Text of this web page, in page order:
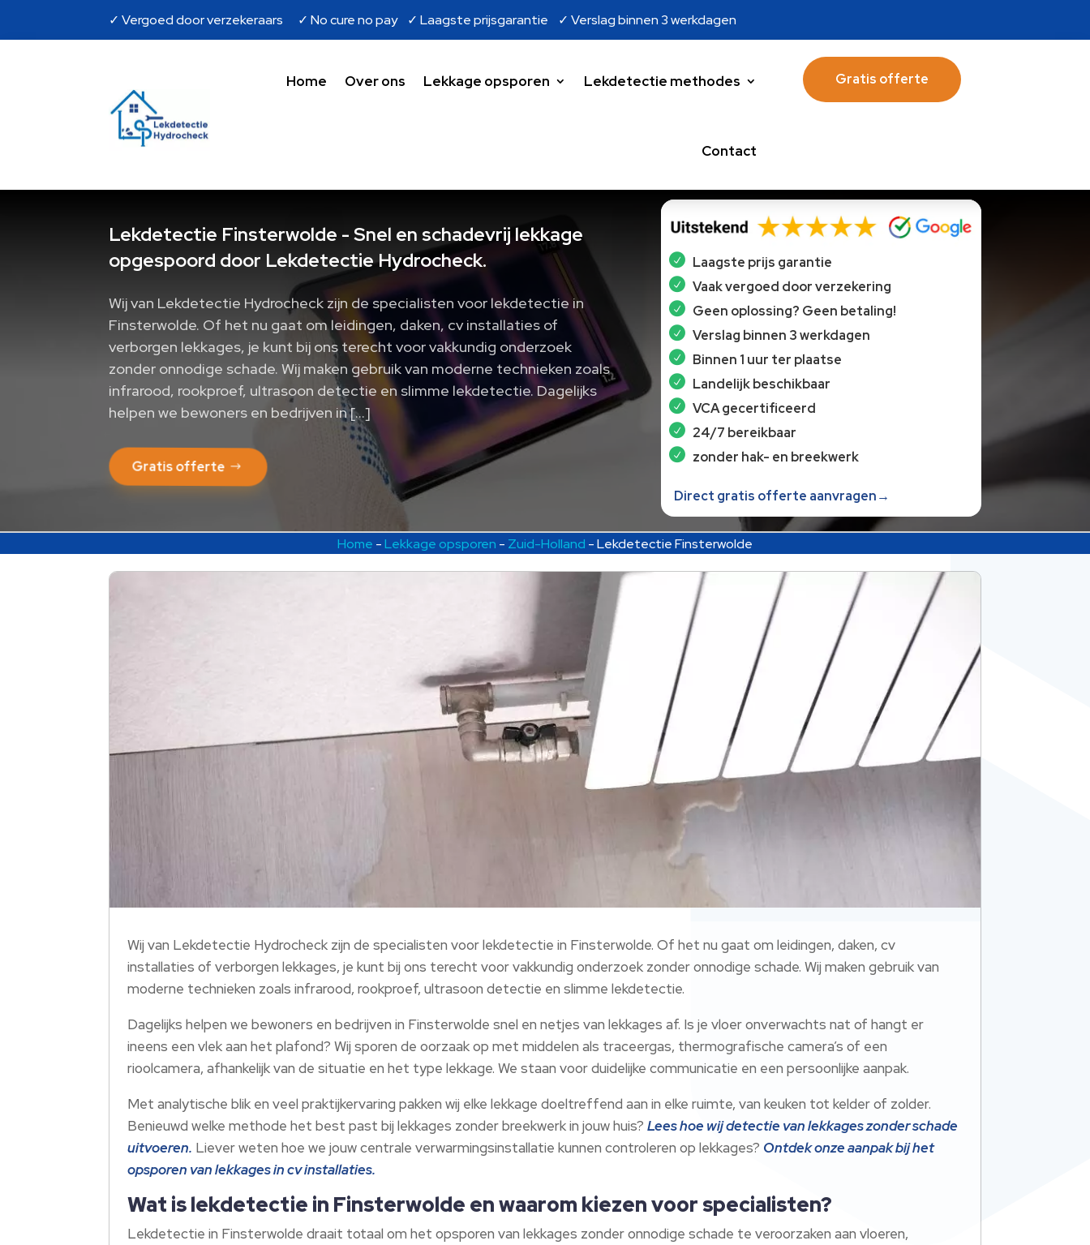
✓ Vergoed door verzekeraars ✓ No cure no pay ✓ Laagste prijsgarantie ✓ Verslag binnen 3 werkdagen
Home Over ons Lekkage opsporen Lekdetectie methodes
Contact
Gratis offerte
Lekdetectie Finsterwolde - Snel en schadevrij lekkage
opgespoord door Lekdetectie Hydrocheck.
Wij van Lekdetectie Hydrocheck zijn de specialisten voor lekdetectie in
Finsterwolde. Of het nu gaat om leidingen, daken, cv installaties of
verborgen lekkages, je kunt bij ons terecht voor vakkundig onderzoek
zonder onnodige schade. Wij maken gebruik van moderne technieken zoals
infrarood, rookproef, ultrasoon detectie en slimme lekdetectie. Dagelijks
helpen we bewoners en bedrijven in […]
Gratis offerte
Laagste prijs garantie
Vaak vergoed door verzekering
Geen oplossing? Geen betaling!
Verslag binnen 3 werkdagen
Binnen 1 uur ter plaatse
Landelijk beschikbaar
VCA gecertificeerd
24/7 bereikbaar
zonder hak- en breekwerk
Direct gratis offerte aanvragen→
Home -Lekkage opsporen - Zuid-Holland -Lekdetectie Finsterwolde
Wij van Lekdetectie Hydrocheck zijn de specialisten voor lekdetectie in Finsterwolde. Of het nu gaat om leidingen, daken, cv
installaties of verborgen lekkages, je kunt bij ons terecht voor vakkundig onderzoek zonder onnodige schade. Wij maken gebruik van
moderne technieken zoals infrarood, rookproef, ultrasoon detectie en slimme lekdetectie.
Dagelijks helpen we bewoners en bedrijven in Finsterwolde snel en netjes van lekkages af. Is je vloer onverwachts nat of hangt er
ineens een vlek aan het plafond? Wij sporen de oorzaak op met middelen als traceergas, thermografische camera’s of een
rioolcamera, afhankelijk van de situatie en het type lekkage. We staan voor duidelijke communicatie en een persoonlijke aanpak.
Met analytische blik en veel praktijkervaring pakken wij elke lekkage doeltreffend aan in elke ruimte, van keuken tot kelder of zolder.
Benieuwd welke methode het best past bij lekkages zonder breekwerk in jouw huis?Lees hoe wij detectie van lekkages zonder schade
uitvoeren. Liever weten hoe we jouw centrale verwarmingsinstallatie kunnen controleren op lekkages? Ontdek onze aanpak bij het
opsporen van lekkages in cv installaties.
Wat is lekdetectie in Finsterwolde en waarom kiezen voor specialisten?
Lekdetectie in Finsterwolde draait totaal om het opsporen van lekkages zonder onnodige schade te veroorzaken aan vloeren,